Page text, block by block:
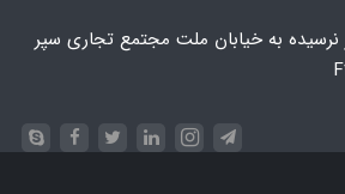
نرسیده به خیابان ملت مجتمع تجاری سپر